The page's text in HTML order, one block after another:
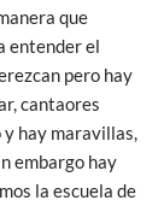
que
entender el
pero hay
cantaores
y hay maravillas,
embargo hay
la escuela de